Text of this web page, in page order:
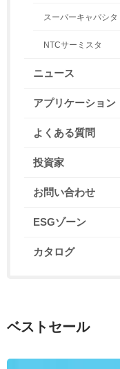
スーパーキャパシタ
NTCサーミスタ
ニュース
アプリケーション
よくある質問
投資家
お問い合わせ
ESGゾーン
カタログ
ベストセール